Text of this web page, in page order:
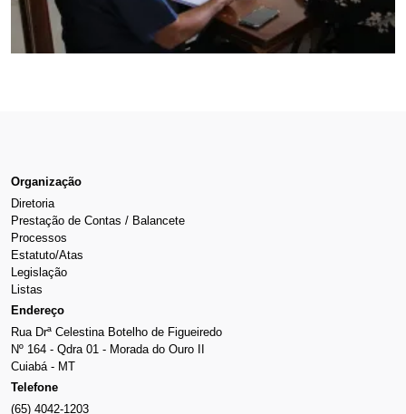
Organização
Diretoria
Prestação de Contas / Balancete
Processos
Estatuto/Atas
Legislação
Listas
Endereço
Rua Drª Celestina Botelho de Figueiredo
Nº 164 - Qdra 01 - Morada do Ouro II
Cuiabá - MT
Telefone
(65) 4042-1203